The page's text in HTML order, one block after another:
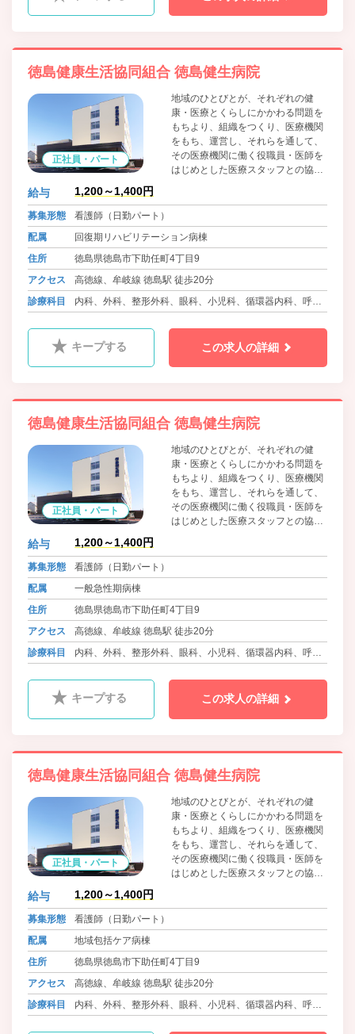
徳島健康生活協同組合 徳島健生病院
正社員・パート
地域のひとびとが、それぞれの健
康・医療とくらしにかかわる問題を
もちより、組織をつくり、医療機関
をもち、運営し、それらを通して、
その医療機関に働く役職員・医師を
はじめとした医療スタッフとの協同
参加と協同を大切に考えています。
給与 1,200～1,400円
募集形態
看護師（日勤パート）
配属
回復期リハビリテーション病棟
住所
徳島県徳島市下助任町4丁目9
アクセス
高徳線、牟岐線 徳島駅 徒歩20分
診療科目
内科、外科、整形外科、眼科、小児科、循環器内科、呼吸
肛門科、麻酔科、リウマチ科、ﾘﾊﾋﾞﾘﾃｰｼｮﾝ科、放射線科、
キープする この求人の詳細
徳島健康生活協同組合 徳島健生病院
正社員・パート
地域のひとびとが、それぞれの健
康・医療とくらしにかかわる問題を
もちより、組織をつくり、医療機関
をもち、運営し、それらを通して、
その医療機関に働く役職員・医師を
はじめとした医療スタッフとの協同
参加と協同を大切に考えています。
給与 1,200～1,400円
募集形態
看護師（日勤パート）
配属
一般急性期病棟
住所
徳島県徳島市下助任町4丁目9
アクセス
高徳線、牟岐線 徳島駅 徒歩20分
診療科目
内科、外科、整形外科、眼科、小児科、循環器内科、呼吸
肛門科、麻酔科、リウマチ科、ﾘﾊﾋﾞﾘﾃｰｼｮﾝ科、放射線科、
キープする この求人の詳細
徳島健康生活協同組合 徳島健生病院
正社員・パート
地域のひとびとが、それぞれの健
康・医療とくらしにかかわる問題を
もちより、組織をつくり、医療機関
をもち、運営し、それらを通して、
その医療機関に働く役職員・医師を
はじめとした医療スタッフとの協同
参加と協同を大切に考えています。
給与 1,200～1,400円
募集形態
看護師（日勤パート）
配属
地域包括ケア病棟
住所
徳島県徳島市下助任町4丁目9
アクセス
高徳線、牟岐線 徳島駅 徒歩20分
診療科目
内科、外科、整形外科、眼科、小児科、循環器内科、呼吸